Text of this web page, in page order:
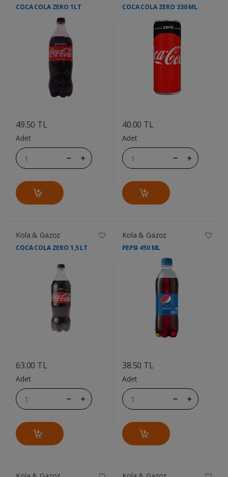
COCA COLA ZERO 1LT
49.50 TL
Adet
COCA COLA ZERO 330 ML
40.00 TL
Adet
Kola & Gazoz
COCA COLA ZERO 1,5 LT
63.00 TL
Adet
Kola & Gazoz
PEPSI 450 ML
38.50 TL
Adet